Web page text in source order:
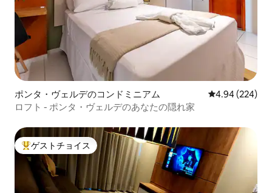
ポンタ・ヴェルデのコンドミニアム レビュー224
4.94 (224)
ロフト - ポンタ・ヴェルデのあなたの隠れ家
大好評のゲストチョイスです。
ゲストチョイス